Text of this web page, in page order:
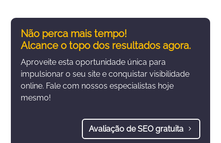
Não perca mais tempo!
Alcance o topo dos resultados agora.
Aproveite esta oportunidade única para
impulsionar o seu site e conquistar visibilidade
online. Fale com nossos especialistas hoje
mesmo!
Avaliação de SEO gratuita